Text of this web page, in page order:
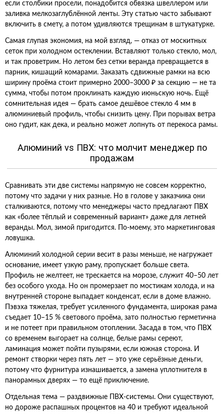
если столбики просели, понадобится обвязка швеллером или
заливка мелкозаглублённой ленты. Эту статью часто забывают
включить в смету, а потом удивляются трещинам в штукатурке.
Самая глупая экономия, на мой взгляд, — отказ от москитных
сеток при холодном остеклении. Вставляют только стекло, мол,
и так проветрим. Но летом без сетки веранда превращается в
парник, кишащий комарами. Заказать сдвижные рамки на всю
ширину проёма стоит примерно 2000–3000 ₽ за секцию — не та
сумма, чтобы потом проклинать каждую июньскую ночь. Ещё
сомнительная идея — брать самое дешёвое стекло 4 мм в
алюминиевый профиль, чтобы снизить цену. При порывах ветра
оно гудит, как дека, и реально может лопнуть от перекоса рамы.
Алюминий vs ПВХ: что молчит менеджер по
продажам
Сравнивать эти две системы напрямую не совсем корректно,
потому что задачи у них разные. Но в голове у заказчика они
сталкиваются, потому что менеджеры часто предлагают ПВХ
как «более тёплый и современный вариант» даже для летней
веранды. Мол, зимой пригодится. По-моему, это маркетинговая
ловушка.
Алюминий холодной серии весит в разы меньше, не нагружает
основание, имеет узкую раму, пропускает больше света.
Профиль не желтеет, не трескается на морозе, служит 40–50 лет
без особого ухода. Но он промерзает по мостикам холода, и на
внутренней стороне выпадает конденсат, если в доме влажно.
Пэвэха тяжелая, требует усиленного фундамента, широкая рама
съедает 10–15 % светового проёма, зато полностью герметична
и не потеет при правильном отоплении. Засада в том, что ПВХ
со временем выгорает на солнце, белые рамы сереют,
ламинация может пойти пузырями, если южная сторона. И
ремонт створки через пять лет — это уже серьёзные деньги,
потому что фурнитура изнашивается, а замена уплотнителя в
панорамных дверях — то ещё приключение.
Отдельная тема — раздвижные ПВХ-системы. Они существуют,
но дороже распашных процентов на 40 и требуют идеальной